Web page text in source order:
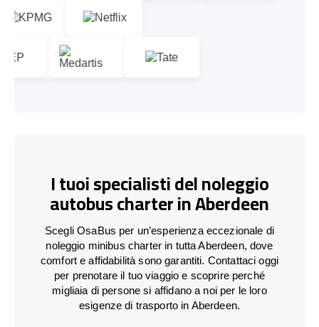
I tuoi specialisti del noleggio
autobus charter in Aberdeen
Scegli OsaBus per un’esperienza eccezionale di
noleggio minibus charter in tutta Aberdeen, dove
comfort e affidabilità sono garantiti. Contattaci oggi
per prenotare il tuo viaggio e scoprire perché
migliaia di persone si affidano a noi per le loro
esigenze di trasporto in Aberdeen.